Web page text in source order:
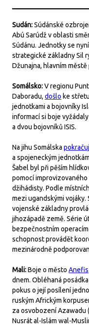
Sudán:Súdánské
Abú Sarúdž v oblasti
Súdánu. Jednotky se
strategické základny Sil
Džunajna, hlavním
Somálsko:V regionu
Daboradu, došlo ke
jednotkami a bojovníky
informací si boje
a dvou bojovníků ISIS.
Na jihu Somálska
a spojeneckým
Šabel byl při pěším
pomocí
džihádisty. Podle
mezi ugandskými vojáky.
vojenské základny
jihozápadě země. Série
bezpečnostním
schopnost provádět
mezinárodně
Mali:Boje o město Anefis
dnem. Obléhaná
pokus o její posílení
ruským Africkým
za osvobození Azawadu
Nusrát al-Islám wal-